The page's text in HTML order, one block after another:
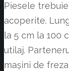
Piesele
acoperite.
la 5 cm la 100
utilaj.
mașini de